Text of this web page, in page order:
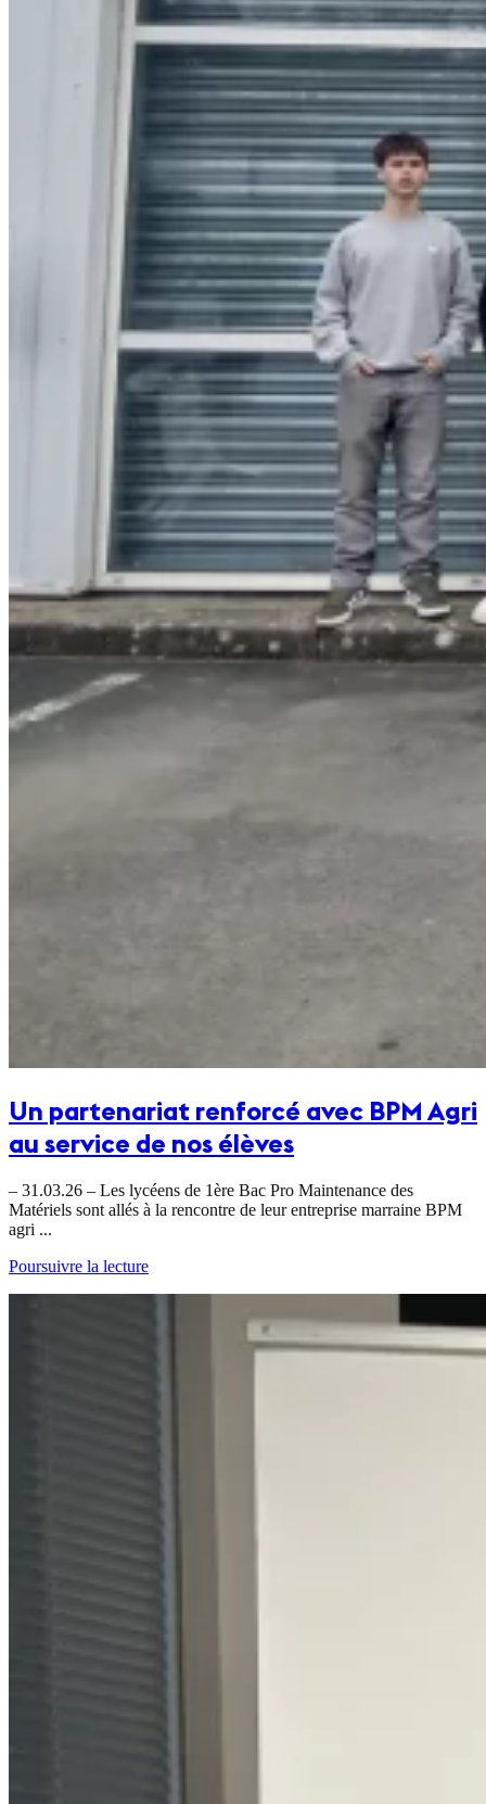
Un partenariat renforcé avec BPM Agri
au service de nos élèves
– 31.03.26 – Les lycéens de 1ère Bac Pro Maintenance des
Matériels sont allés à la rencontre de leur entreprise marraine BPM
agri ...
Poursuivre la lecture